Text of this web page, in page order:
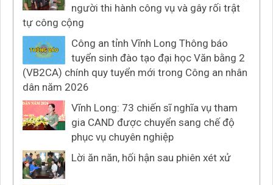
người thi hành công vụ và gây rối trật
tự công cộng
Công an tỉnh Vĩnh Long Thông báo
tuyển sinh đào tạo đại học Văn bằng 2
(VB2CA) chính quy tuyển mới trong Công an nhân
dân năm 2026
Vĩnh Long: 73 chiến sĩ nghĩa vụ tham
gia CAND được chuyển sang chế độ
phục vụ chuyên nghiệp
Lời ăn năn, hối hận sau phiên xét xử